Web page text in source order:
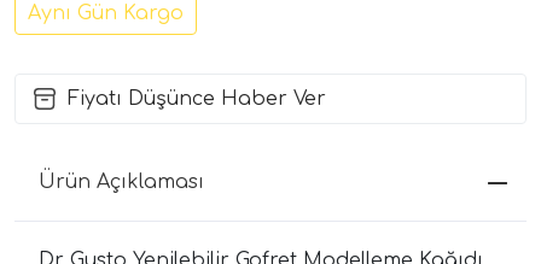
Aynı Gün Kargo
Fiyatı Düşünce Haber Ver
Ürün Açıklaması